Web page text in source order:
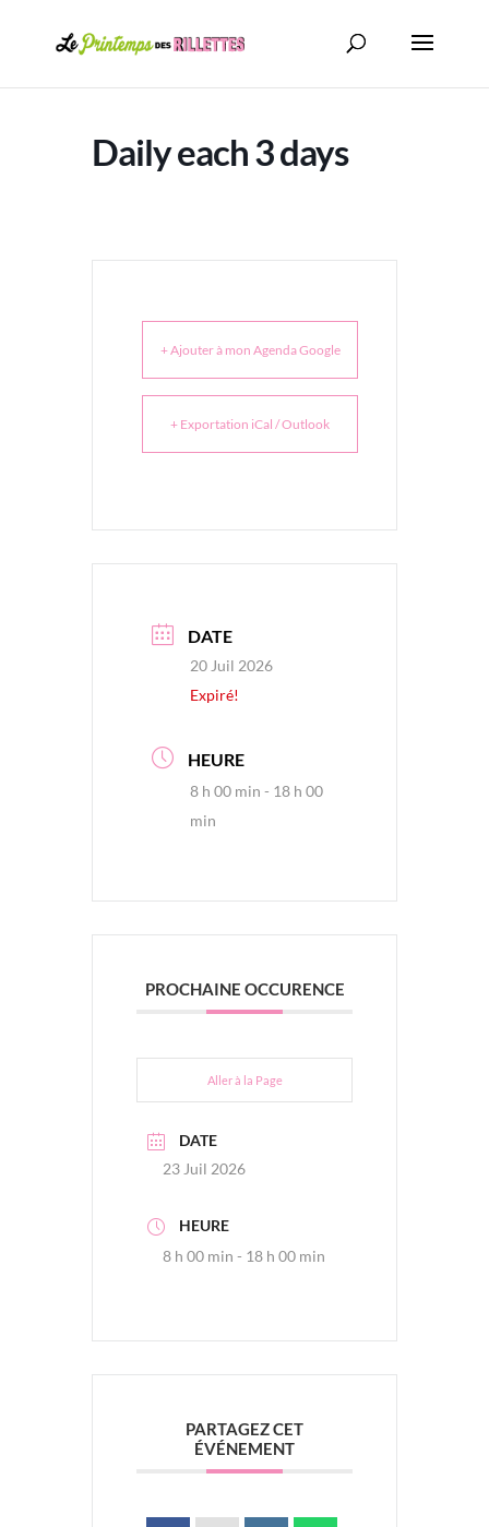
Daily each 3 days
+ Ajouter à mon Agenda Google
+ Exportation iCal / Outlook
DATE
20 Juil 2026
Expiré!
HEURE
8 h 00 min - 18 h 00
min
PROCHAINE OCCURENCE
Aller à la Page
DATE
23 Juil 2026
HEURE
8 h 00 min - 18 h 00 min
PARTAGEZ CET
ÉVÉNEMENT